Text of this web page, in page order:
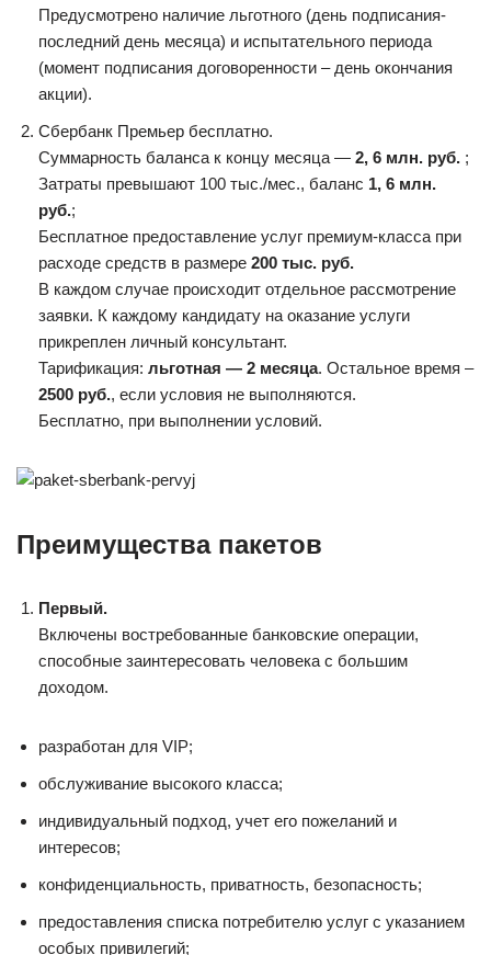
Предусмотрено наличие льготного (день подписания-
последний день месяца) и испытательного периода
(момент подписания договоренности – день окончания
акции).
Сбербанк Премьер бесплатно.
Суммарность баланса к концу месяца — 2, 6 млн. руб. ;
Затраты превышают 100 тыс./мес., баланс 1, 6 млн.
руб.;
Бесплатное предоставление услуг премиум-класса при
расходе средств в размере 200 тыс. руб.
В каждом случае происходит отдельное рассмотрение
заявки. К каждому кандидату на оказание услуги
прикреплен личный консультант.
Тарификация: льготная — 2 месяца. Остальное время –
2500 руб., если условия не выполняются.
Бесплатно, при выполнении условий.
Преимущества пакетов
Первый.
Включены востребованные банковские операции,
способные заинтересовать человека с большим
доходом.
разработан для VIP;
обслуживание высокого класса;
индивидуальный подход, учет его пожеланий и
интересов;
конфиденциальность, приватность, безопасность;
предоставления списка потребителю услуг с указанием
особых привилегий;